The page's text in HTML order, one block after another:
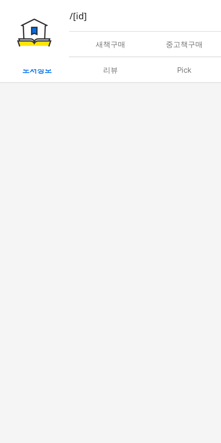
book/rent/[id]
대여 새책구매 중고책구매
도서정보 리뷰 Pick